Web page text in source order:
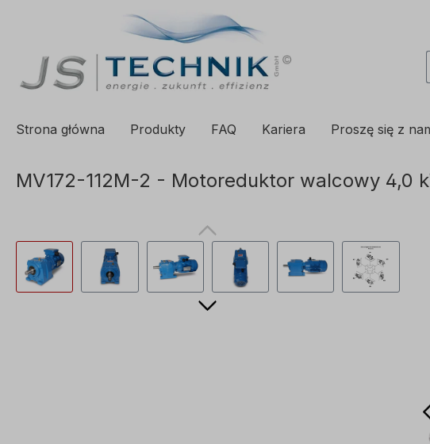
Proszę przejść do głównej nawigacji
Strona główna Produkty FAQ Kariera Proszę się z
MV172-112M-2 - Motoreduktor walcowy 4,0